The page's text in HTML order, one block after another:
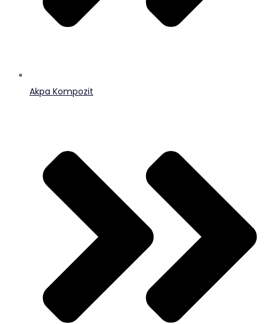
Akpa Kompozit